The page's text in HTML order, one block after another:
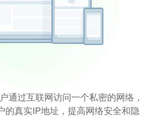
通过互联网访问一个私密的网络，
的真实IP地址，提高网络安全和隐